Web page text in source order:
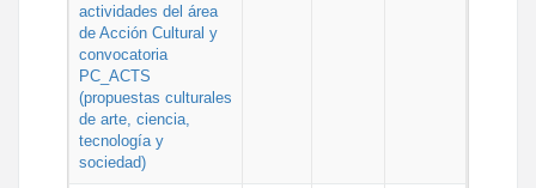
actividades del área
de Acción Cultural y
convocatoria
PC_ACTS
(propuestas culturales
de arte, ciencia,
tecnología y
sociedad)